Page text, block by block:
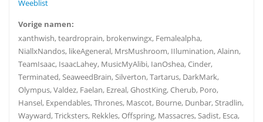
Weeblist
Vorige namen:
xanthwish, teardroprain, brokenwingx, Femalealpha,
NiallxNandos, likeAgeneral, MrsMushroom, IIlumination, Alainn,
TeamIsaac, IsaacLahey, MusicMyAlibi, IanOshea, Cinder,
Terminated, SeaweedBrain, Silverton, Tartarus, DarkMark,
Olympus, Valdez, Faelan, Ezreal, GhostKing, Cherub, Poro,
Hansel, Expendables, Thrones, Mascot, Bourne, Dunbar, Stradlin,
Wayward, Tricksters, Rekkles, Offspring, Massacres, Sadist, Esca,